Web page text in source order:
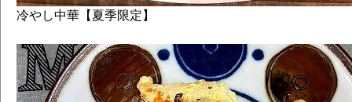
冷やし中華【夏季限定】